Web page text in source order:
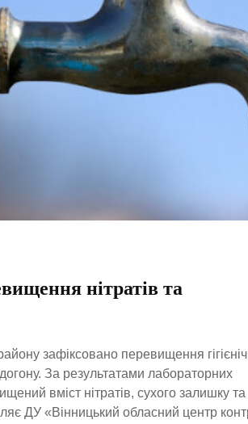
нітратів та
зафіксовано перевищення
За результатами лабораторних
вміст нітратів, сухого залишку та
ДУ «Вінницький обласний центр